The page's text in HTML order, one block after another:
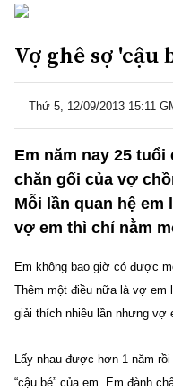
Vợ ghê sợ 'cậu
Thứ 5, 12/09/2013 15:11
Em năm nay 25
chăn gối của vợ
Mỗi lần quan hệ
vợ em thì chỉ nằm
Em không bao giờ có được
Thêm một điều nữa là vợ em
giải thích nhiều lần nhưng vợ
Lấy nhau được hơn 1 năm
“cậu bé” của em. Em đành